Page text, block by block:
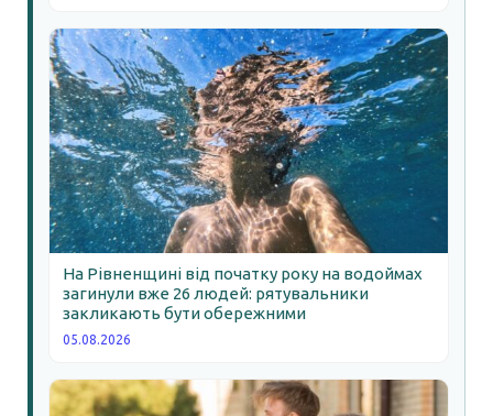
На Рівненщині від початку року на водоймах
загинули вже 26 людей: рятувальники
закликають бути обережними
05.08.2026